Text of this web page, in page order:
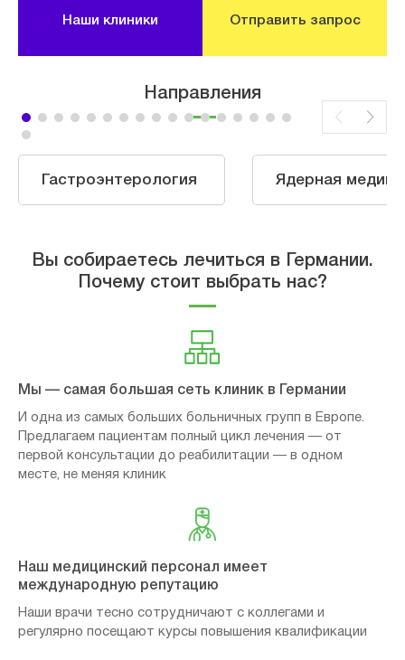
Наши клиники Отправить запрос
Направления
Гастроэнтерология Ядерная
Вы собираетесь лечиться в Германии.
Почему стоит выбрать нас?
Мы — самая большая сеть клиник в Германии
И одна из самых больших больничных групп в Европе.
Предлагаем пациентам полный цикл лечения — от
первой консультации до реабилитации — в одном
месте, не меняя клиник
Наш медицинский персонал имеет
международную репутацию
Наши врачи тесно сотрудничают с коллегами и
регулярно посещают курсы повышения квалификации